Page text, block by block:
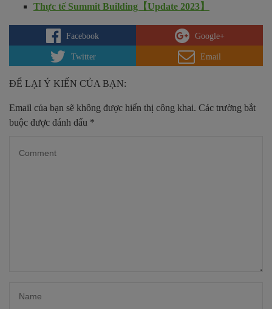
Thực tế Summit Building【Update 2023】
Facebook Google+
Twitter Email
ĐỂ LẠI Ý KIẾN CỦA BẠN:
Email của bạn sẽ không được hiển thị công khai. Các trường bắt
buộc được đánh dấu *